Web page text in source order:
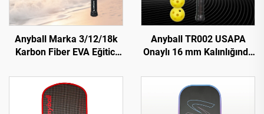
Anyball Marka 3/12/18k
Karbon Fiber EVA Eğitici
Plaj Tenis Raketi
Anyball TR002 USAPA
Onaylı 16 mm Kalınlığında
Pickleball Raket Dayanıklı
Eğitim ve Eğlence Aracı